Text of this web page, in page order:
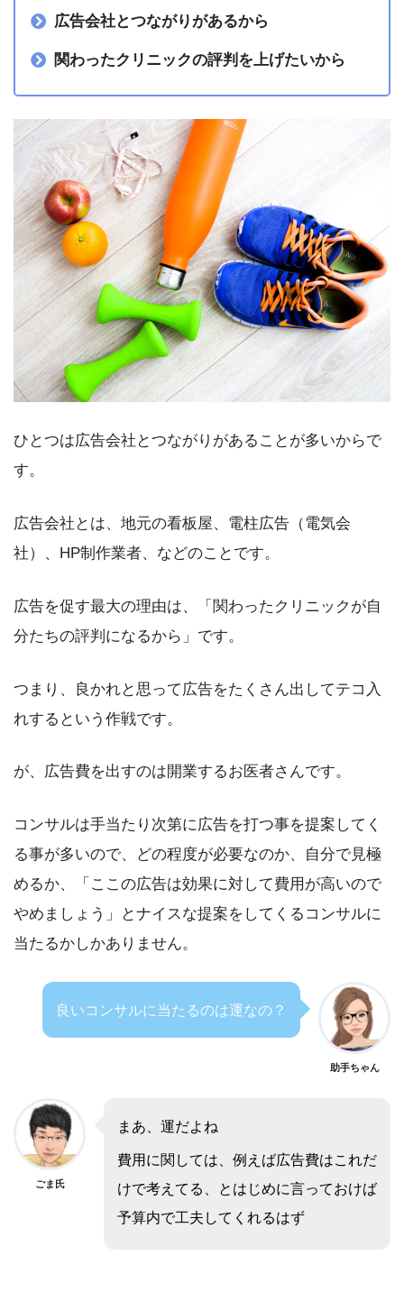
広告会社とつながりがあるから
関わったクリニックの評判を上げたいから
ひとつは広告会社とつながりがあることが多いからで
す。
広告会社とは、地元の看板屋、電柱広告（電気会
社）、HP制作業者、などのことです。
広告を促す最大の理由は、「関わったクリニックが自
分たちの評判になるから」です。
つまり、良かれと思って広告をたくさん出してテコ入
れするという作戦です。
が、広告費を出すのは開業するお医者さんです。
コンサルは手当たり次第に広告を打つ事を提案してく
る事が多いので、どの程度が必要なのか、自分で見極
めるか、「ここの広告は効果に対して費用が高いので
やめましょう」とナイスな提案をしてくるコンサルに
当たるかしかありません。
良いコンサルに当たるのは運なの？
助手ちゃん
ごま氏
まあ、運だよね
費用に関しては、例えば広告費はこれだ
けで考えてる、とはじめに言っておけば
予算内で工夫してくれるはず